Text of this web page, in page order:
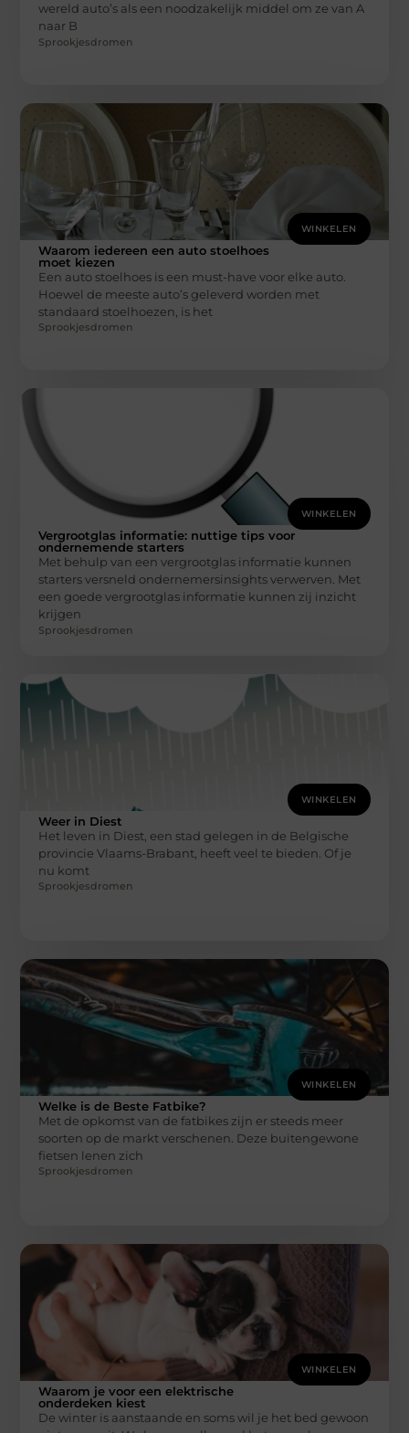
wereld auto’s als een noodzakelijk middel om ze van A
naar B
Sprookjesdromen
WINKELEN
Waarom iedereen een auto stoelhoes
moet kiezen
Een auto stoelhoes is een must-have voor elke auto.
Hoewel de meeste auto’s geleverd worden met
standaard stoelhoezen, is het
Sprookjesdromen
WINKELEN
Vergrootglas informatie: nuttige tips voor
ondernemende starters
Met behulp van een vergrootglas informatie kunnen
starters versneld ondernemersinsights verwerven. Met
een goede vergrootglas informatie kunnen zij inzicht
krijgen
Sprookjesdromen
WINKELEN
Weer in Diest
Het leven in Diest, een stad gelegen in de Belgische
provincie Vlaams-Brabant, heeft veel te bieden. Of je
nu komt
Sprookjesdromen
WINKELEN
Welke is de Beste Fatbike?
Met de opkomst van de fatbikes zijn er steeds meer
soorten op de markt verschenen. Deze buitengewone
fietsen lenen zich
Sprookjesdromen
WINKELEN
Waarom je voor een elektrische
onderdeken kiest
De winter is aanstaande en soms wil je het bed gewoon